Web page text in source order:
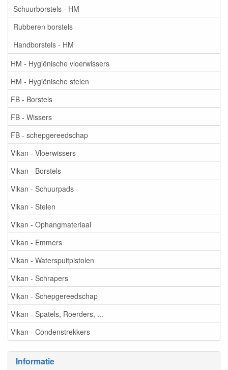
Schuurborstels - HM
Rubberen borstels
Handborstels - HM
HM - Hygiënische vloerwissers
HM - Hygiënische stelen
FB - Borstels
FB - Wissers
FB - schepgereedschap
Vikan - Vloerwissers
Vikan - Borstels
Vikan - Schuurpads
Vikan - Stelen
Vikan - Ophangmateriaal
Vikan - Emmers
Vikan - Waterspuitpistolen
Vikan - Schrapers
Vikan - Schepgereedschap
Vikan - Spatels, Roerders, ...
Vikan - Condenstrekkers
Informatie